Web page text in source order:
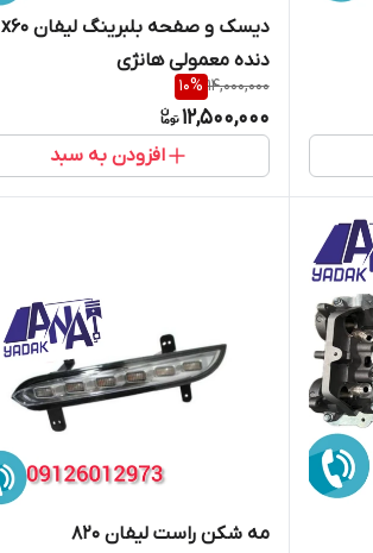
دیسک و صفحه بلبرینگ لیفان x60
دنده معمولی هانژی
14,000,000
10%
12,500,000
افزودن به سبد
مه شکن راست لیفان 820